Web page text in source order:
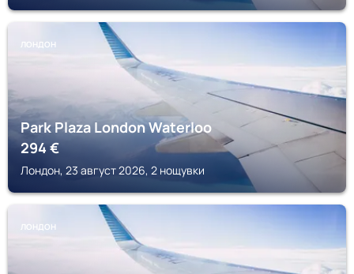
ЛОНДОН
Park Plaza London Waterloo
294€
Лондон, 23 август 2026, 2 нощувки
ЛОНДОН